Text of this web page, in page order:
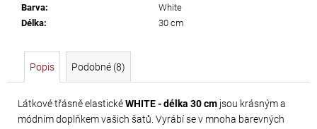
Barva:
White
Délka: 30 cm
Popis Podobné (8)
Látkové třásně elastickéWHITE - délka 30 cm jsou krásným a
módním doplňkem vašich šatů. Vyrábí se v mnoha barevných
TŘÁSNĚ
NEELASTICKÉ
DÉLKA
620